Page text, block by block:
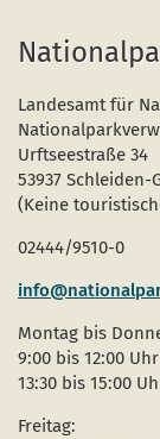
Landesamt für
Urftseestraße 34
53937 Schleiden-
(Keine
02444/9510-0
Montag bis
9:00 bis 12:00 Uhr
13:30 bis 15:00
Freitag: